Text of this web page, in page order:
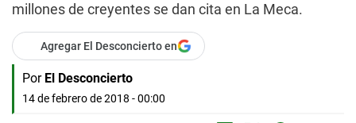
millones de creyentes se dan cita en La Meca.
Agregar El Desconcierto en
Por El Desconcierto
14 de febrero de 2018 - 00:00